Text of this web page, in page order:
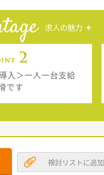
求人の魅力
入＞一人一台支給
です
検討リストに追加